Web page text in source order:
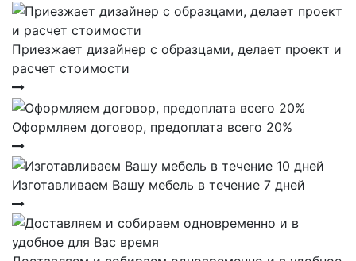
Приезжает дизайнер с образцами, делает проект и
расчет стоимости
Оформляем договор, предоплата всего 20%
Изготавливаем Вашу мебель в течение 7 дней